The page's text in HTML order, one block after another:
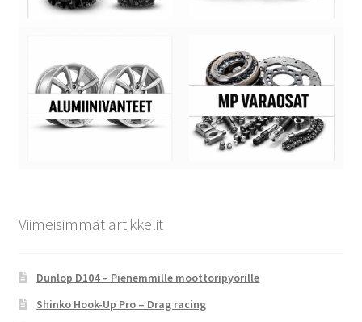
Viimeisimmät artikkelit
Dunlop D104 – Pienemmille moottoripyörille
Shinko Hook-Up Pro – Drag racing